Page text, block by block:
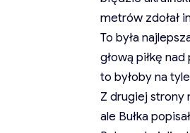
metrów zdołał
To była
głową piłkę
to byłoby na
Z drugiej strony
ale Bułka